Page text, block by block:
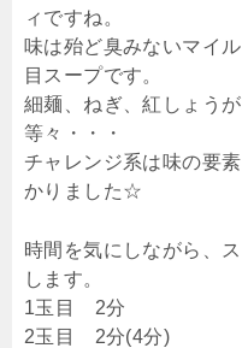
ィですね。
味は殆ど臭みないマイ
目スープです。
細麺、ねぎ、紅しょう
等々・・・
チャレンジ系は味の要
かりました☆
時間を気にしながら、
します。
1玉目 2分
2玉目 2分(4分)